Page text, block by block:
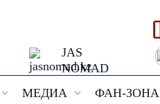
JAS
NOMAD
МЕДИА ФАН-ЗОНА